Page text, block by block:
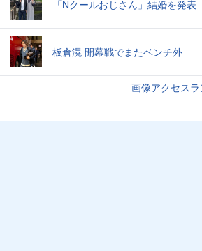
「Nクールおじさん」結婚を発表
板倉滉 開幕戦でまたベンチ外
画像アクセス